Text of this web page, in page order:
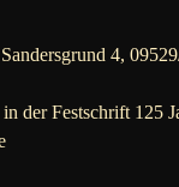
4,
der Festschrift 125